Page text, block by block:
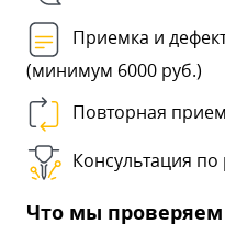
Приемка и
(минимум 6000 руб.)
Повторная
Консультация
Что мы проверяем